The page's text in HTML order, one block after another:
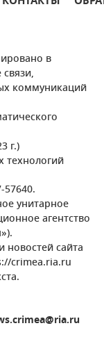
в
коммуникаций
г.)
технологий
унитарное
агентство
сайта
crimea.ria.ru